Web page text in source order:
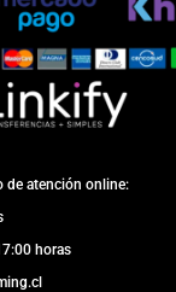
de atención online:
horas